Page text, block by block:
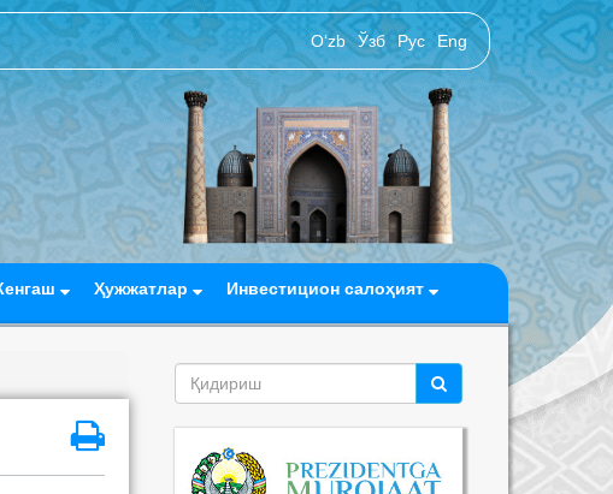
O‘zb Ўзб Рус Eng
Ҳужжатлар Инвестицион салоҳият